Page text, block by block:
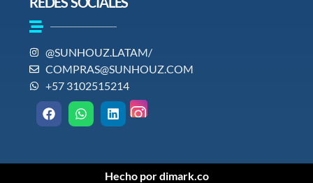
@SUNHOUZ.LATAM/
COMPRAS@SUNHOUZ.COM
+57 3102515214
Hecho por dimark.co